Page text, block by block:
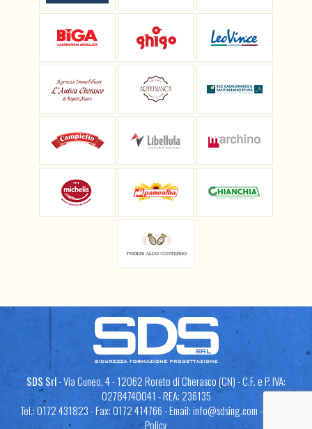
SDS Srl- Via Cuneo, 4 - 12062 Roreto di Cherasco (CN) - C.F. e P. IVA:
02784740041 - REA: 236135
Tel.: 0172 431823 - Fax: 0172 414766 - Email:info@sdsing.com-
Policy